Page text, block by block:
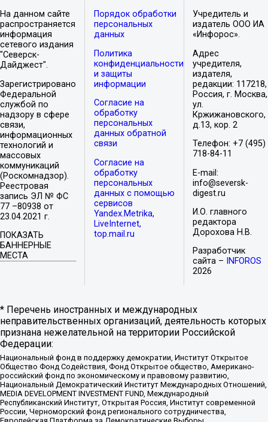
На данном сайте
распространяется
информация
сетевого издания
"Северск-
Дайджест".
Зарегистрировано
Федеральной
службой по
надзору в сфере
связи,
информационных
технологий и
массовых
коммуникаций
(Роскомнадзор).
Реестровая
запись ЭЛ № ФС
77 –80938 от
23.04.2021 г.
ПОКАЗАТЬ
БАННЕРНЫЕ
МЕСТА
Порядок обработки
персональных
данных
Политика
конфиденциальности
и защиты
информации
Согласие на
обработку
персональных
данных обратной
связи
Согласие на
обработку
персональных
данных с помощью
сервисов
Yandex.Metrika,
LiveInternet,
top.mail.ru
Учредитель и
издатель ООО ИА
«Инфорос».
Адрес
учредителя,
издателя,
редакции: 117218,
Россия, г. Москва,
ул.
Кржижановского,
д.13, кор. 2
Телефон: +7 (495)
718-84-11
E-mail:
info@seversk-
digest.ru
И.О. главного
редактора
Дорохова Н.В.
Разработчик
сайта –
INFOROS
2026
* Перечень иностранных и международных
неправительственных организаций, деятельность которых
признана нежелательной на территории Российской
Федерации:
Национальный фонд в поддержку демократии, Институт Открытое
Общество Фонд Содействия, Фонд Открытое общество, Американо-
российский фонд по экономическому и правовому развитию,
Национальный Демократический Институт Международных Отношений,
MEDIA DEVELOPMENT INVESTMENT FUND, Международный
Республиканский Институт, Открытая Россия, Институт современной
России, Черноморский фонд регионального сотрудничества,